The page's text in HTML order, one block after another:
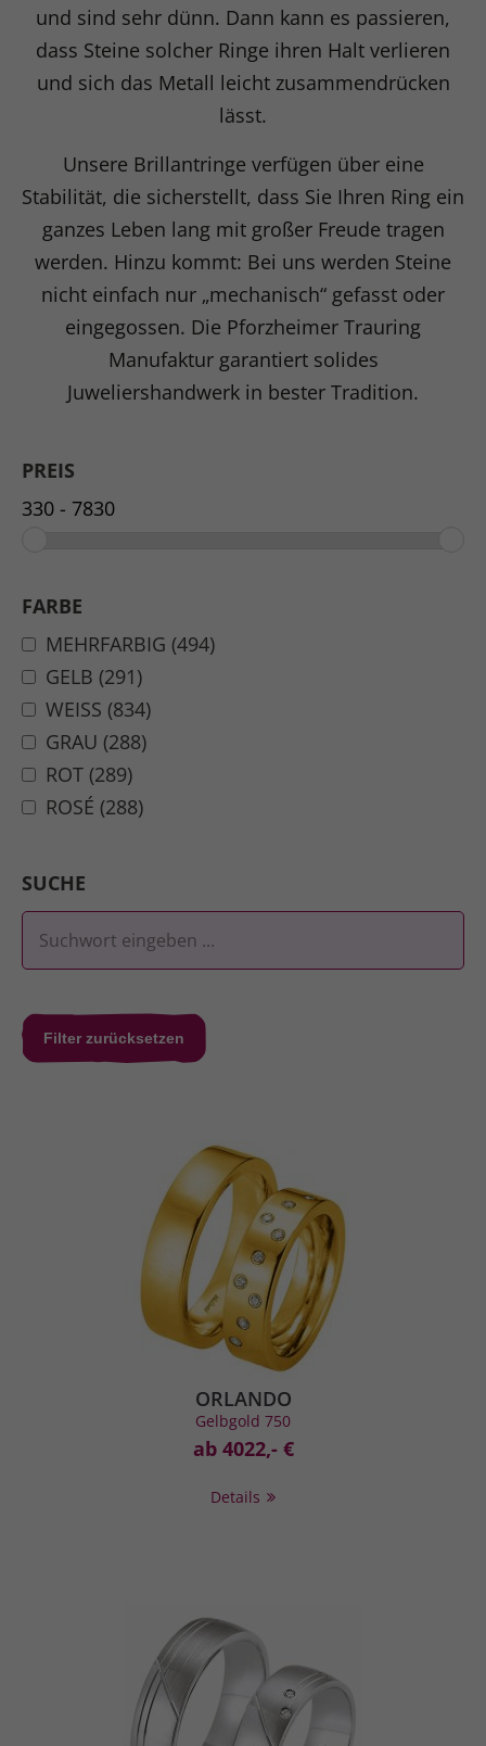
und sind sehr dünn. Dann kann es passieren,
dass Steine solcher Ringe ihren Halt verlieren
und sich das Metall leicht zusammendrücken
lässt.
Unsere Brillantringe verfügen über eine
Stabilität, die sicherstellt, dass Sie Ihren Ring ein
ganzes Leben lang mit großer Freude tragen
werden. Hinzu kommt: Bei uns werden Steine
nicht einfach nur „mechanisch“ gefasst oder
eingegossen. Die Pforzheimer Trauring
Manufaktur garantiert solides
Juweliershandwerk in bester Tradition.
PREIS
FARBE
MEHRFARBIG (494)
GELB (291)
WEISS (834)
GRAU (288)
ROT (289)
ROSÉ (288)
SUCHE
Filter zurücksetzen
ORLANDO
Gelbgold 750
ab 4022,- €
Details